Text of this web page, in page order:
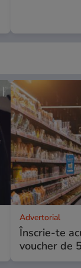
Advertorial
Înscrie-te
voucher de